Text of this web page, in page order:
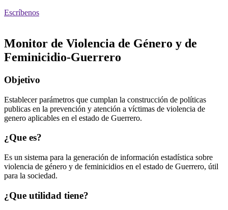
Escríbenos
Monitor de Violencia de Género y de
Feminicidio-Guerrero
Objetivo
Establecer parámetros que cumplan la construcción de políticas
publicas en la prevención y atención a víctimas de violencia de
genero aplicables en el estado de Guerrero.
¿Que es?
Es un sistema para la generación de información estadística sobre
violencia de género y de feminicidios en el estado de Guerrero, útil
para la sociedad.
¿Que utilidad tiene?